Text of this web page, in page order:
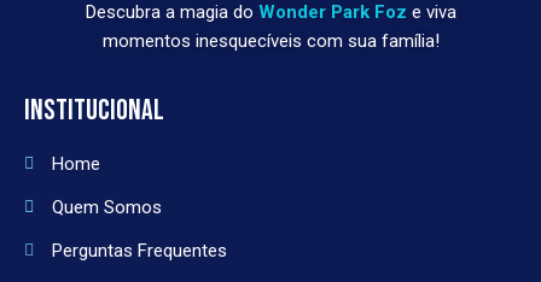
Descubra a magia do Wonder Park Foz e viva
momentos inesquecíveis com sua família!
INSTITUCIONAL
Home
Quem Somos
Perguntas Frequentes